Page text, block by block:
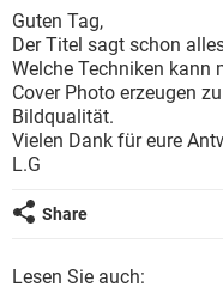
WHATSAPP
FACEBOOK
WINDOWS 10
WHATSAPP
FACEBOOK
SPIELE
ANDROID
WINDOWS 10
WHATSAPP
FACEBOOK
Guten Tag,
Der Titel sagt schon
Welche Techniken kann
Cover Photo erzeugen
Bildqualität.
Vielen Dank für eure
L.G
Share
Lesen Sie auch: